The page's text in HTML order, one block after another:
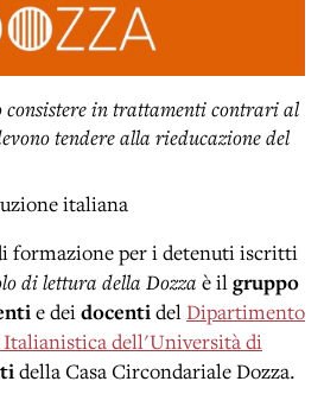
consistere in trattamenti contrari al
tendere alla rieducazione del
italiana
formazione per i detenuti iscritti
di lettura della Dozza è ilgruppo
e deidocentidelDipartimento
Italianistica dell'Università di
della Casa Circondariale Dozza.